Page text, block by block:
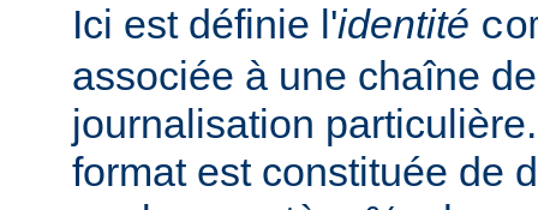
Ici est définie l'identité
associée à une chaîne
journalisation
format est constituée de